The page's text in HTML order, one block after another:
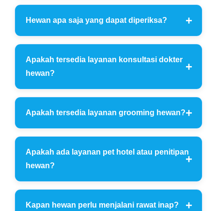
Hewan apa saja yang dapat diperiksa?
Apakah tersedia layanan konsultasi dokter
hewan?
Apakah tersedia layanan grooming hewan?
Apakah ada layanan pet hotel atau penitipan
hewan?
Kapan hewan perlu menjalani rawat inap?